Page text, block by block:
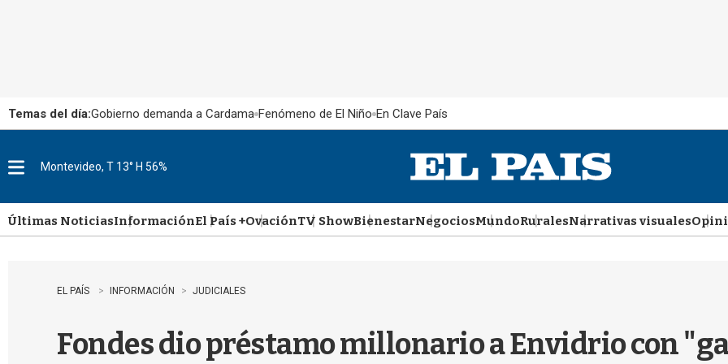
Temas del día:Gobierno demanda a Cardama Fenómeno de El Niño En Clave País
u
Montevideo, T 13° H 56%
Últimas NoticiasInformaciónEl País +OvaciónTV ShowBienestarNegociosMundoRuralesNarrativas visuales
EL PAÍS INFORMACIÓN JUDICIALES
Fondes dio préstamo millonario a Envidrio con